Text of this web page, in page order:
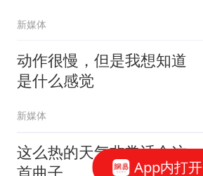
新媒体
动作很慢，但是我想知道
是什么感觉
新媒体
这么热的天气非常适合这
App内打开